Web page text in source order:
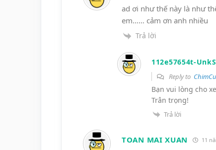
ad ơi như thế này là như
em…… cảm ơn anh nhiều
Trả lời
112e57654t-
Reply to
Bạn vui lòng cho
Trân trọng!
Trả lời
TOAN MAI XUAN 11